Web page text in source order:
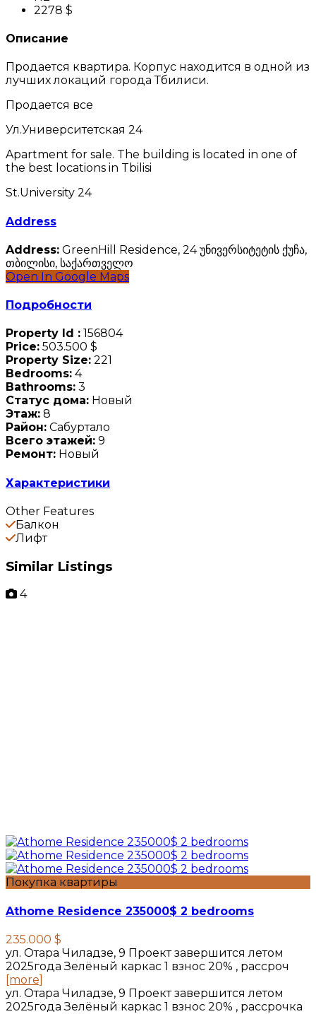
2278 $
Описание
Продается квартира. Корпус находится в одной из
лучших локаций города Тбилиси.
Продается все
Ул.Университетская 24
Apartment for sale. The building is located in one of
the best locations in Tbilisi
St.University 24
Address
Address: GreenHill Residence, 24 უნივერსიტეტის ქუჩა,
თბილისი, საქართველო
Open In Google Maps
Подробности
Property Id : 156804
Price: 503.500 $
Property Size: 221
Bedrooms: 4
Bathrooms: 3
Статус дома: Новый
Этаж: 8
Район: Сабуртало
Всего этажей: 9
Ремонт: Новый
Характеристики
Other Features
Балкон
Лифт
Similar Listings
4
Покупка квартиры
Athome Residence 235000$ 2 bedrooms
235.000 $
ул. Отара Чиладзе, 9 Проект завершится летом
2025года Зелёный каркас 1 взнос 20% , рассроч
[more]
ул. Отара Чиладзе, 9 Проект завершится летом
2025года Зелёный каркас 1 взнос 20% , рассрочка